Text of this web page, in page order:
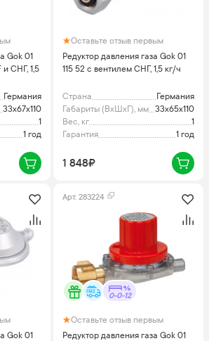
Gok 01
СНГ, 1,5
Германия
33x67x110
1
1 год
Оставьте отзыв первым
Редуктор давления газа Gok 01
115 52 с вентилем СНГ, 1,5 кг/ч
Страна
Германия
Габариты (ВхШхГ), мм
33x65x110
Вес, кг
1
Гарантия
1 год
1 848₽
Gok 01
Арт. 283224
0-0-12
Оставьте отзыв первым
Редуктор давления газа Gok 01